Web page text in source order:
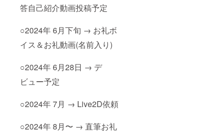
答自己紹介動画投稿予定
○2024年 6月下旬 → お礼ボ
イス＆お礼動画(名前入り)
○2024年 6月28日 → デ
ビュー予定
○2024年 7月 → Live2D依頼
○2024年 8月〜 → 直筆お礼